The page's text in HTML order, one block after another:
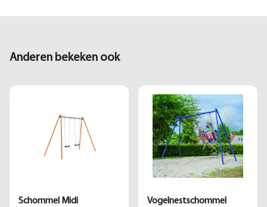
Anderen bekeken ook
Schommel Midi
Vogelnestschommel